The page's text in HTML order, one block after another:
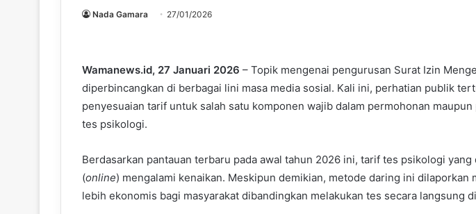
Nada Gamara 27/01/2026
Wamanews.id, 27 Januari 2026 – Topik mengenai pengurusan Surat Izin
diperbincangkan di berbagai lini masa media sosial. Kali ini, perhatian publik
penyesuaian tarif untuk salah satu komponen wajib dalam permohonan maupun
tes psikologi.
Berdasarkan pantauan terbaru pada awal tahun 2026 ini, tarif tes psikologi yang
(online) mengalami kenaikan. Meskipun demikian, metode daring ini dilaporkan
lebih ekonomis bagi masyarakat dibandingkan melakukan tes secara langsung